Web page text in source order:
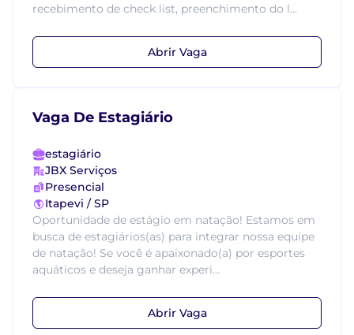
recebimento de check list, preenchimento do l...
Abrir Vaga
Vaga De Estagiário
estagiário
JBX Serviços
Presencial
Itapevi / SP
Oportunidade de estágio em natação! Estamos em
busca de estagiários(as) para integrar nossa equipe
de natação! Se você é apaixonado(a) por esportes
aquáticos e deseja ganhar experi...
Abrir Vaga